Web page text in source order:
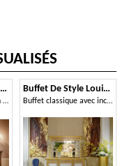
REGINA NOCE / Sideboard
Luxe Buffet classique en bois massif, pour le salon
Buffet De Style Louis XVI 1440
Buffet classique avec incrustations florales